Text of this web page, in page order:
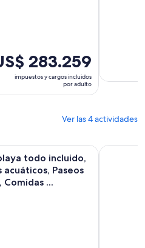
283.259
impuestos y cargos incluidos
por adulto
Ver las 4 actividades
todo incluido,
Paseos
Comidas ...
acuáticos, Paseos a
City Tour